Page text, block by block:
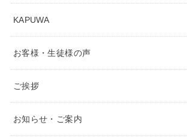
KAPUWA
お客様・生徒様の声
ご挨拶
お知らせ・ご案内